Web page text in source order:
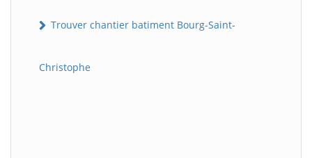
Trouver chantier batiment Bourg-Saint-
Christophe